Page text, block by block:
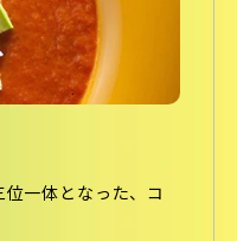
位一体となった、コ